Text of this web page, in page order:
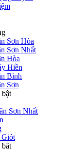
Sơn Hòa
Sơn Nhất
Hòa
Hiền
Bình
Sơn
Sơn Nhất
Giót